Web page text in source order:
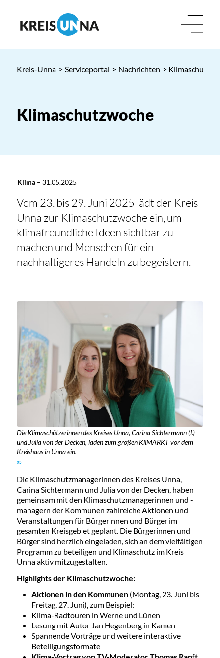
Kreis-Unna > Serviceportal > Nachrichten >
Klimaschutzwoche
Klima– 31.05.2025
Vom 23. bis 29. Juni 2025 lädt der Kreis
Unna zur Klimaschutzwoche ein, um
klimafreundliche Ideen sichtbar zu
machen und Menschen für ein
nachhaltigeres Handeln zu begeistern.
Die Klimaschützerinnen des Kreises Unna, Carina Sichtermann (l.)
und Julia von der Decken, laden zum großen KliMARKT vor dem
Kreishaus in Unna ein.
©
Die Klimaschutzmanagerinnen des Kreises Unna,
Carina Sichtermann und Julia von der Decken, haben
gemeinsam mit den Klimaschutzmanagerinnen und -
managern der Kommunen zahlreiche Aktionen und
Veranstaltungen für Bürgerinnen und Bürger im
gesamten Kreisgebiet geplant. Die Bürgerinnen und
Bürger sind herzlich eingeladen, sich an dem vielfältigen
Programm zu beteiligen und Klimaschutz im Kreis
Unna aktiv mitzugestalten.
Highlights der Klimaschutzwoche:
Aktionen in den Kommunen(Montag, 23. Juni bis
Freitag, 27. Juni), zum Beispiel:
Klima-Radtouren in Werne und Lünen
Lesung mit Autor Jan Hegenberg in Kamen
Spannende Vorträge und weitere interaktive
Beteiligungsformate